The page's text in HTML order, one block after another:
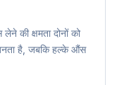
की क्षमता दोनों को
बनता है, जबकि हल्के औंस